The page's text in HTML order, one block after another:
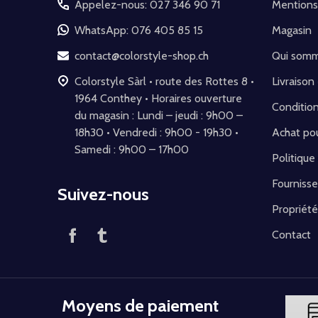
Appelez-nous: 027 346 90 71
WhatsApp: 076 405 85 15
contact@colorstyle-shop.ch
Colorstyle Sàrl • route des Rottes 8 •
1964 Conthey • Horaires ouverture
du magasin : Lundi – jeudi : 9h00 –
18h30 • Vendredi : 9h00 - 19h30 •
Samedi : 9h00 – 17h00
Suivez-nous
Magasin
Qui
Achat
Contact
Moyens de paiement